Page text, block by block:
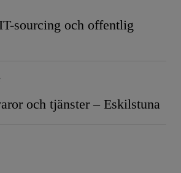
sourcing och offentlig
och tjänster – Eskilstuna